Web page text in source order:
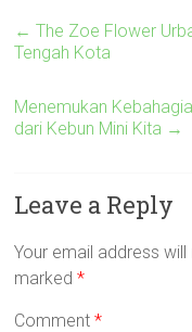
← The Zoe Flower
Tengah Kota
Menemukan
dari Kebun Mini Kita →
Leave a Reply
Your email address
marked*
Comment*